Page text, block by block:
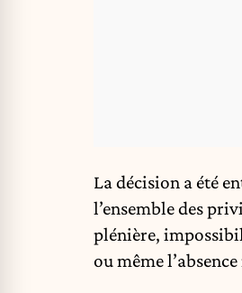
La décision a été
l’ensemble des
plénière,
ou même